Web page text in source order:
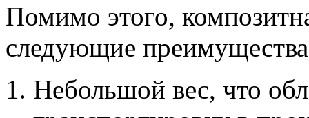
Помимо этого,
следующие
Небольшой вес, что